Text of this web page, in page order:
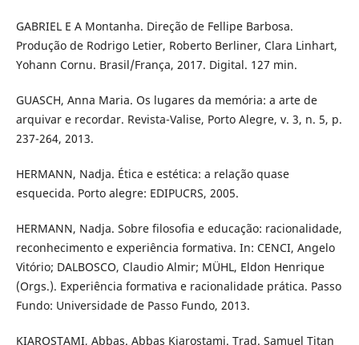
GABRIEL E A Montanha. Direção de Fellipe Barbosa.
Produção de Rodrigo Letier, Roberto Berliner, Clara Linhart,
Yohann Cornu. Brasil/França, 2017. Digital. 127 min.
GUASCH, Anna Maria. Os lugares da memória: a arte de
arquivar e recordar. Revista-Valise, Porto Alegre, v. 3, n. 5, p.
237-264, 2013.
HERMANN, Nadja. Ética e estética: a relação quase
esquecida. Porto alegre: EDIPUCRS, 2005.
HERMANN, Nadja. Sobre filosofia e educação: racionalidade,
reconhecimento e experiência formativa. In: CENCI, Angelo
Vitório; DALBOSCO, Claudio Almir; MÜHL, Eldon Henrique
(Orgs.). Experiência formativa e racionalidade prática. Passo
Fundo: Universidade de Passo Fundo, 2013.
KIAROSTAMI, Abbas. Abbas Kiarostami. Trad. Samuel Titan